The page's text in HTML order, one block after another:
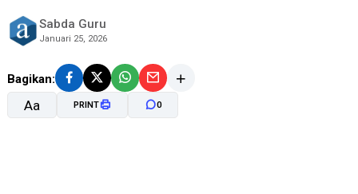
Sabda Guru
Januari 25, 2026
Bagikan:
Aa PRINT 0